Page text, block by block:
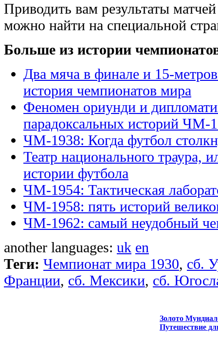
Приводить вам результаты
можно найти на специальной
Больше из истории
Два мяча в финале и 15-
история чемпионатов мира
Феномен ориунди и
парадоксальных историй ЧМ-
ЧМ-1938: Когда футбол
Театр национального траура,
истории футбола
ЧМ-1954: Тактическая
ЧМ-1958: пять историй
ЧМ-1962: самый неудобный
another languages: uk en
Теги: Чемпионат мира 1930, сб.
Франции, сб. Мексики, сб.
Золото
Путешествие